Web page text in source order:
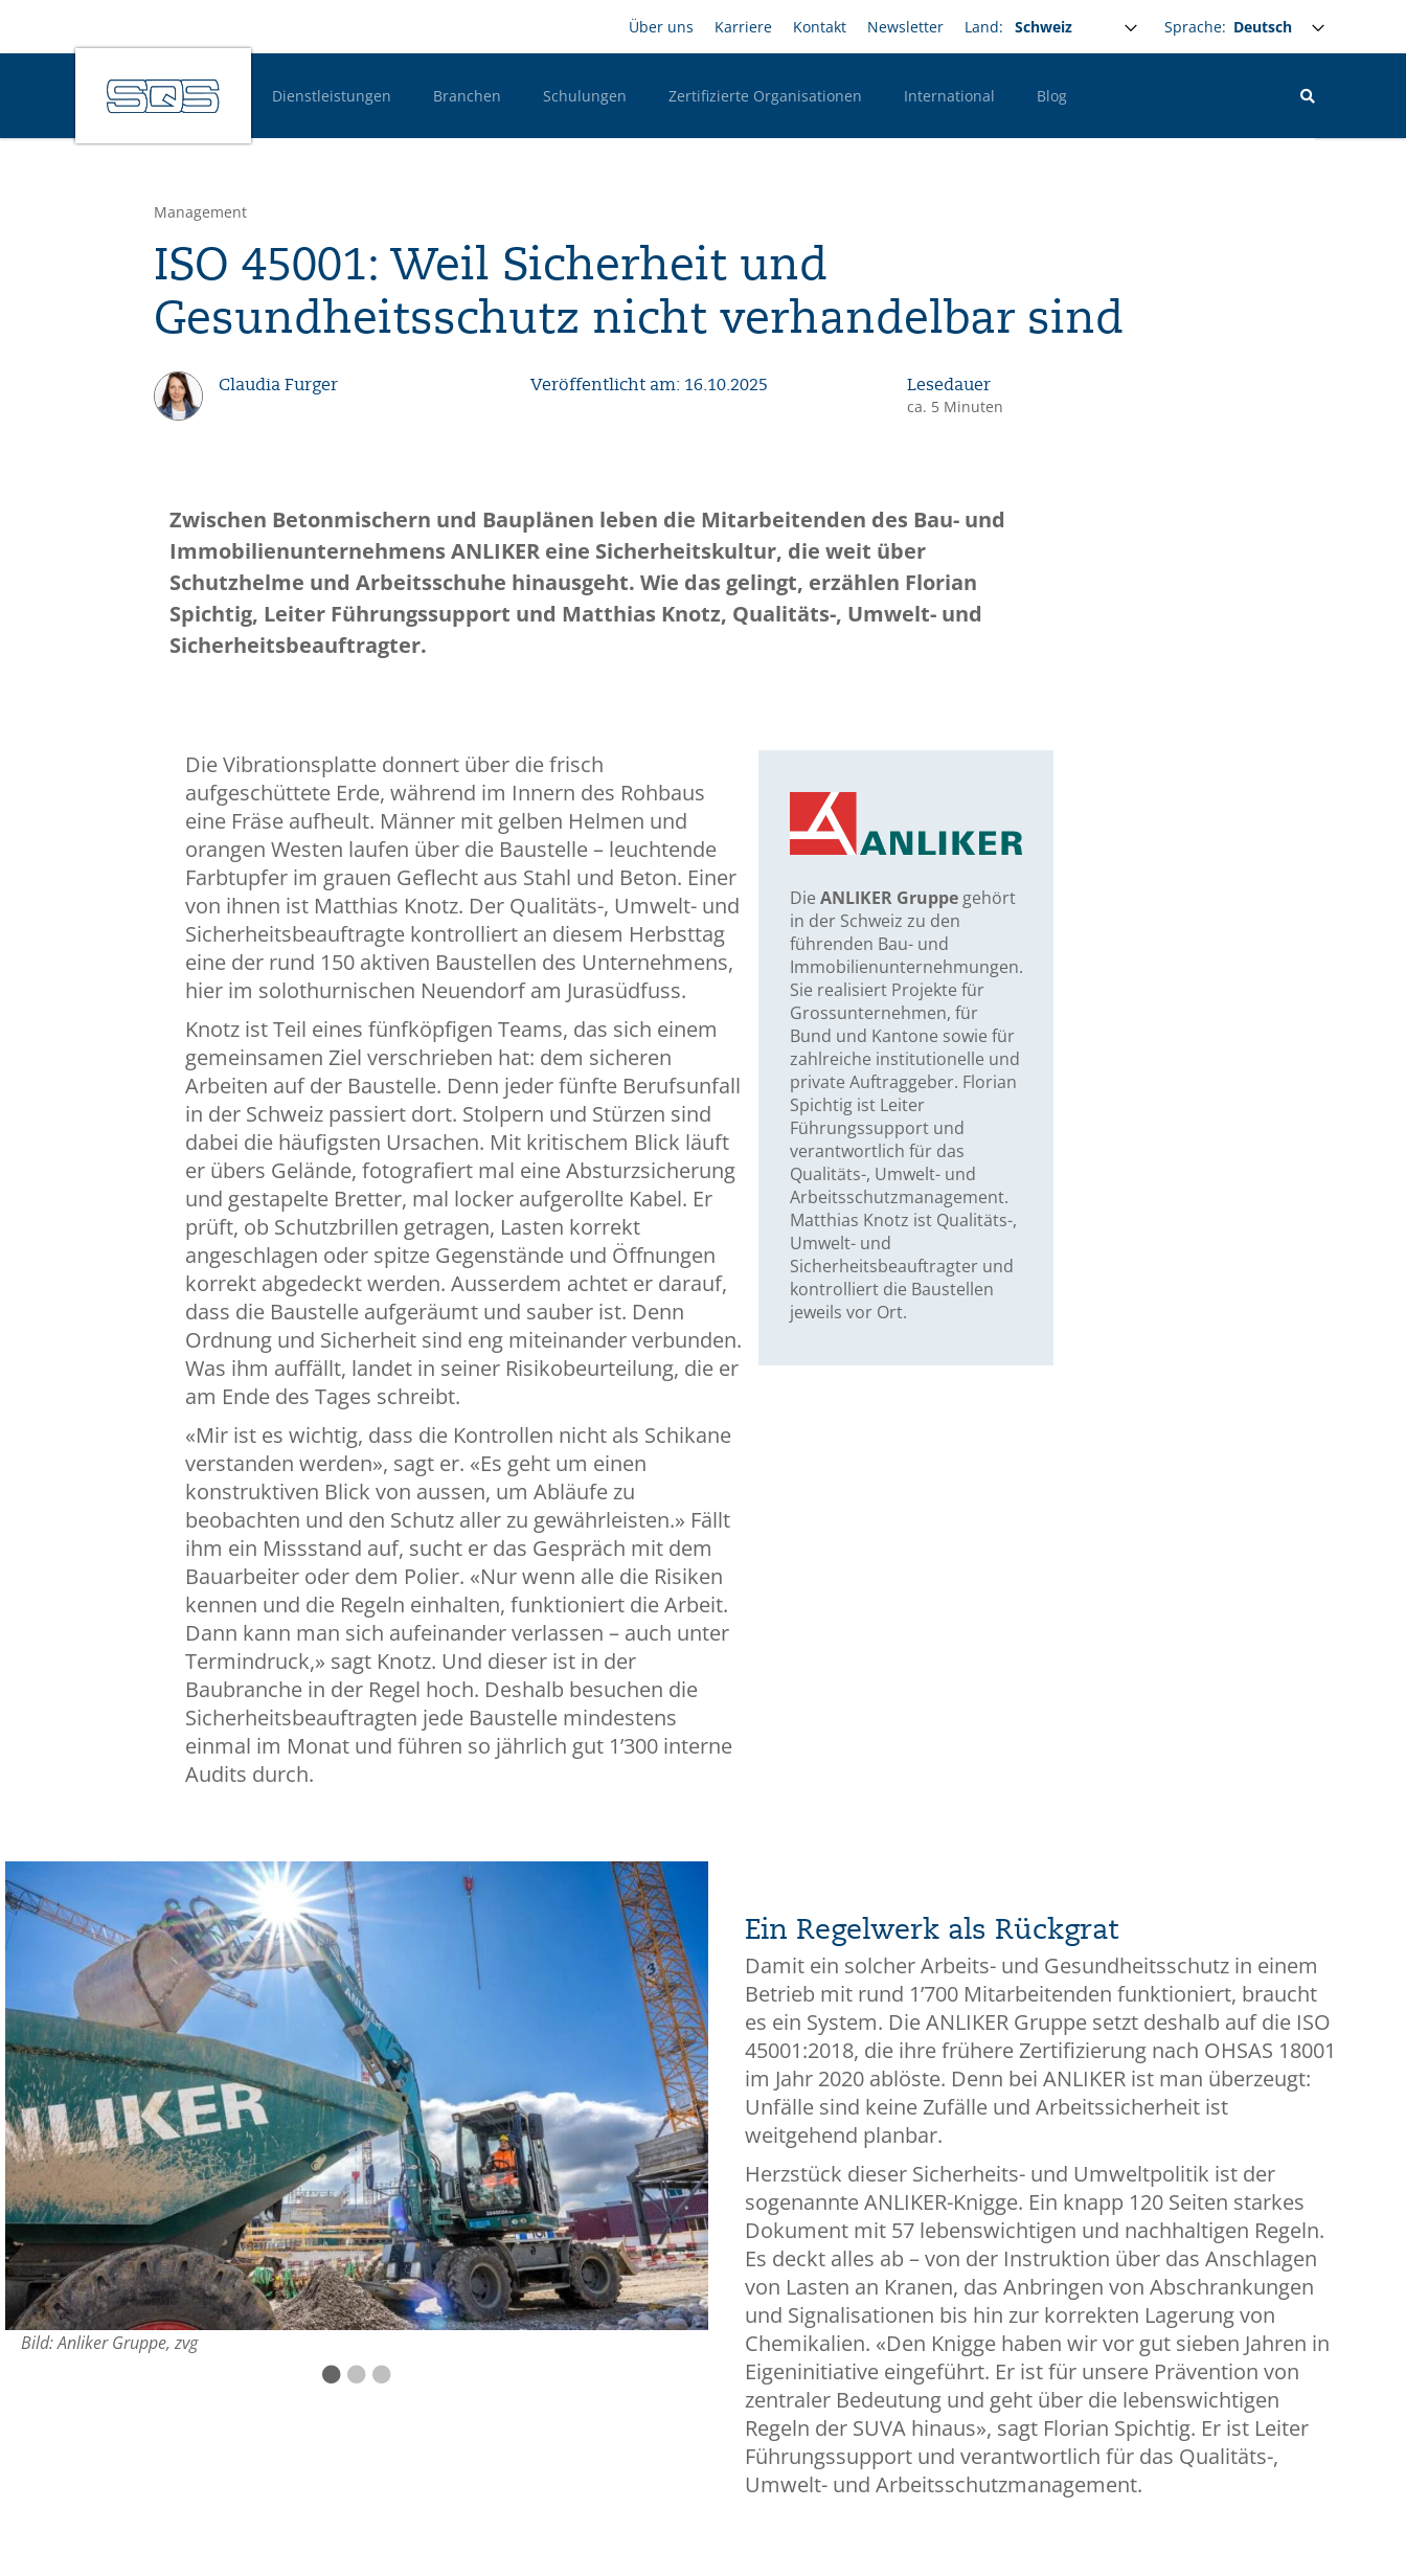
zum
Inhalt
Headernavigation
Über uns Karriere Kontakt Newsletter Land: Sprache: Select your language
Hauptnavigation Desktop
Dienstleistungen Branchen Schulungen Zertifizierte Organisationen International Blog
Management
ISO 45001: Weil Sicherheit und
Gesundheitsschutz nicht verhandelbar sind
Claudia Furger Veröffentlicht am: 16.10.2025 Lesedauer
ca. 5 Minuten
Zwischen Betonmischern und Bauplänen leben die Mitarbeitenden des Bau- und
Immobilienunternehmens ANLIKER eine Sicherheitskultur, die weit über
Schutzhelme und Arbeitsschuhe hinausgeht. Wie das gelingt, erzählen Florian
Spichtig, Leiter Führungssupport und Matthias Knotz, Qualitäts-, Umwelt- und
Sicherheitsbeauftragter.
Die Vibrationsplatte donnert über die frisch
aufgeschüttete Erde, während im Innern des Rohbaus
eine Fräse aufheult. Männer mit gelben Helmen und
orangen Westen laufen über die Baustelle – leuchtende
Farbtupfer im grauen Geflecht aus Stahl und Beton. Einer
von ihnen ist Matthias Knotz. Der Qualitäts-, Umwelt- und
Sicherheitsbeauftragte kontrolliert an diesem Herbsttag
eine der rund 150 aktiven Baustellen des Unternehmens,
hier im solothurnischen Neuendorf am Jurasüdfuss.
Knotz ist Teil eines fünfköpfigen Teams, das sich einem
gemeinsamen Ziel verschrieben hat: dem sicheren
Arbeiten auf der Baustelle. Denn jeder fünfte Berufsunfall
in der Schweiz passiert dort. Stolpern und Stürzen sind
dabei die häufigsten Ursachen. Mit kritischem Blick läuft
er übers Gelände, fotografiert mal eine Absturzsicherung
und gestapelte Bretter, mal locker aufgerollte Kabel. Er
prüft, ob Schutzbrillen getragen, Lasten korrekt
angeschlagen oder spitze Gegenstände und Öffnungen
korrekt abgedeckt werden. Ausserdem achtet er darauf,
dass die Baustelle aufgeräumt und sauber ist. Denn
Ordnung und Sicherheit sind eng miteinander verbunden.
Was ihm auffällt, landet in seiner Risikobeurteilung, die er
am Ende des Tages schreibt.
«Mir ist es wichtig, dass die Kontrollen nicht als Schikane
verstanden werden», sagt er. «Es geht um einen
konstruktiven Blick von aussen, um Abläufe zu
beobachten und den Schutz aller zu gewährleisten.» Fällt
ihm ein Missstand auf, sucht er das Gespräch mit dem
Bauarbeiter oder dem Polier. «Nur wenn alle die Risiken
kennen und die Regeln einhalten, funktioniert die Arbeit.
Dann kann man sich aufeinander verlassen – auch unter
Termindruck,» sagt Knotz. Und dieser ist in der
Baubranche in der Regel hoch. Deshalb besuchen die
Sicherheitsbeauftragten jede Baustelle mindestens
einmal im Monat und führen so jährlich gut 1’300 interne
Audits durch.
DieANLIKER Gruppe gehört
in der Schweiz zu den
führenden Bau- und
Immobilienunternehmungen.
Sie realisiert Projekte für
Grossunternehmen, für
Bund und Kantone sowie für
zahlreiche institutionelle und
private Auftraggeber. Florian
Spichtig ist Leiter
Führungssupport und
verantwortlich für das
Qualitäts-, Umwelt- und
Arbeitsschutzmanagement.
Matthias Knotz ist Qualitäts-,
Umwelt- und
Sicherheitsbeauftragter und
kontrolliert die Baustellen
jeweils vor Ort.
Bild: Anliker Gruppe, zvg Bild: Anliker Gruppe, zvg
Ein Regelwerk als Rückgrat
Damit ein solcher Arbeits- und Gesundheitsschutz in einem
Betrieb mit rund 1’700 Mitarbeitenden funktioniert, braucht
es ein System. Die ANLIKER Gruppe setzt deshalb auf die ISO
45001:2018, die ihre frühere Zertifizierung nach OHSAS 18001
im Jahr 2020 ablöste. Denn bei ANLIKER ist man überzeugt:
Unfälle sind keine Zufälle und Arbeitssicherheit ist
weitgehend planbar.
Herzstück dieser Sicherheits- und Umweltpolitik ist der
sogenannte ANLIKER-Knigge. Ein knapp 120 Seiten starkes
Dokument mit 57 lebenswichtigen und nachhaltigen Regeln.
Es deckt alles ab – von der Instruktion über das Anschlagen
von Lasten an Kranen, das Anbringen von Abschrankungen
und Signalisationen bis hin zur korrekten Lagerung von
Chemikalien. «Den Knigge haben wir vor gut sieben Jahren in
Eigeninitiative eingeführt. Er ist für unsere Prävention von
zentraler Bedeutung und geht über die lebenswichtigen
Regeln der SUVA hinaus», sagt Florian Spichtig. Er ist Leiter
Führungssupport und verantwortlich für das Qualitäts-,
Umwelt- und Arbeitsschutzmanagement.